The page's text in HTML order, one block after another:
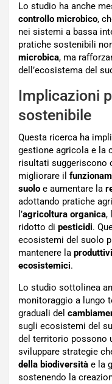
Lo studio ha anche
controllo microbico,
nei sistemi a bassa
pratiche sostenibili
microbica, ma
dell’ecosistema del
Implicazioni
sostenibile
Questa ricerca ha
gestione agricola e la
risultati suggeriscono
migliorare il
suolo e aumentare la
adottando pratiche
l’agricoltura organica,
ridotto di pesticidi.
ecosistemi del suolo
mantenere la
ecosistemici.
Lo studio sottolinea
monitoraggio a lungo
graduali del
sugli ecosistemi del
del territorio possono
sviluppare strategie
della biodiversità e la
sostenendo la